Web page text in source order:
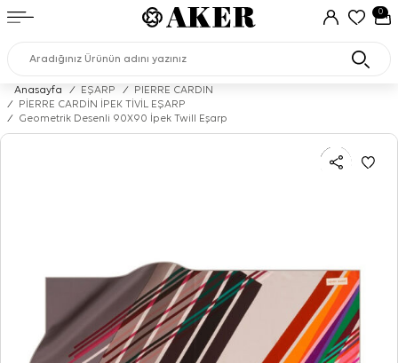
0
Anasayfa / EŞARP /
PIERRE CARDIN
/
PİERRE CARDİN İPEK TİVİL EŞARP
/
Geometrik Desenli 90X90 İpek Twill Eşarp